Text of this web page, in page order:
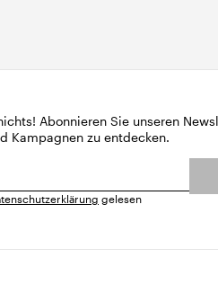
Abonnieren Sie unseren
Kampagnen zu entdecken.
gelesen